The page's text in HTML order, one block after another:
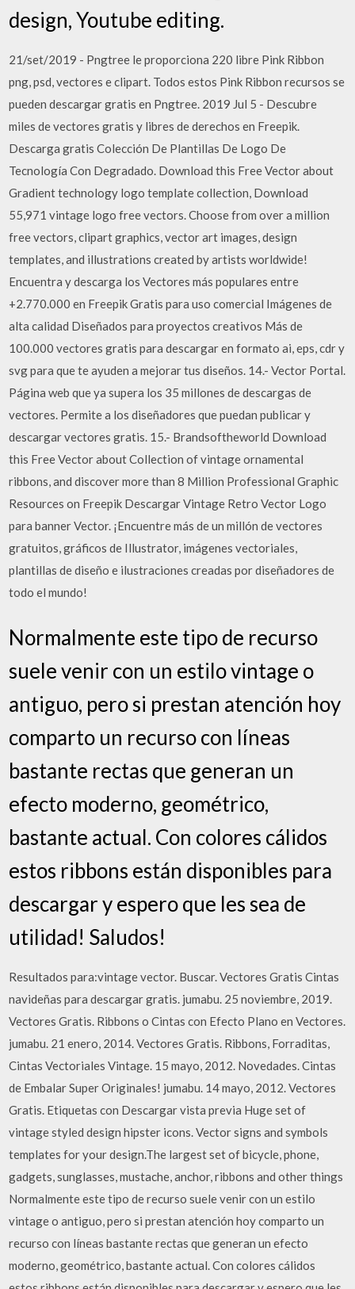
design, Youtube editing.
21/set/2019 - Pngtree le proporciona 220 libre Pink Ribbon
png, psd, vectores e clipart. Todos estos Pink Ribbon recursos se
pueden descargar gratis en Pngtree. 2019 Jul 5 - Descubre
miles de vectores gratis y libres de derechos en Freepik.
Descarga gratis Colección De Plantillas De Logo De
Tecnología Con Degradado. Download this Free Vector about
Gradient technology logo template collection, Download
55,971 vintage logo free vectors. Choose from over a million
free vectors, clipart graphics, vector art images, design
templates, and illustrations created by artists worldwide!
Encuentra y descarga los Vectores más populares entre
+2.770.000 en Freepik Gratis para uso comercial Imágenes de
alta calidad Diseñados para proyectos creativos Más de
100.000 vectores gratis para descargar en formato ai, eps, cdr y
svg para que te ayuden a mejorar tus diseños. 14.- Vector Portal.
Página web que ya supera los 35 millones de descargas de
vectores. Permite a los diseñadores que puedan publicar y
descargar vectores gratis. 15.- Brandsoftheworld Download
this Free Vector about Collection of vintage ornamental
ribbons, and discover more than 8 Million Professional Graphic
Resources on Freepik Descargar Vintage Retro Vector Logo
para banner Vector. ¡Encuentre más de un millón de vectores
gratuitos, gráficos de Illustrator, imágenes vectoriales,
plantillas de diseño e ilustraciones creadas por diseñadores de
todo el mundo!
Normalmente este tipo de recurso
suele venir con un estilo vintage o
antiguo, pero si prestan atención hoy
comparto un recurso con líneas
bastante rectas que generan un
efecto moderno, geométrico,
bastante actual. Con colores cálidos
estos ribbons están disponibles para
descargar y espero que les sea de
utilidad! Saludos!
Resultados para:vintage vector. Buscar. Vectores Gratis Cintas
navideñas para descargar gratis. jumabu. 25 noviembre, 2019.
Vectores Gratis. Ribbons o Cintas con Efecto Plano en Vectores.
jumabu. 21 enero, 2014. Vectores Gratis. Ribbons, Forraditas,
Cintas Vectoriales Vintage. 15 mayo, 2012. Novedades. Cintas
de Embalar Super Originales! jumabu. 14 mayo, 2012. Vectores
Gratis. Etiquetas con Descargar vista previa Huge set of
vintage styled design hipster icons. Vector signs and symbols
templates for your design.The largest set of bicycle, phone,
gadgets, sunglasses, mustache, anchor, ribbons and other things
Normalmente este tipo de recurso suele venir con un estilo
vintage o antiguo, pero si prestan atención hoy comparto un
recurso con líneas bastante rectas que generan un efecto
moderno, geométrico, bastante actual. Con colores cálidos